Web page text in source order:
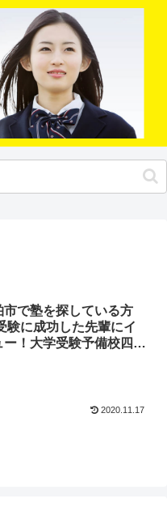
市で塾を探している方
験に成功した先輩にイ
ー！大学受験予備校四谷
2020.11.17